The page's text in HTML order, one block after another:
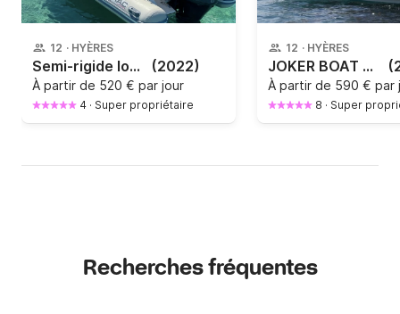
12 · HYÈRES
Semi-rigide lomac 710 in turismo (2022)
À partir de 520 € par jour
4 · Super propriétaire
12 · HYÈRES
JOKER BOAT CLUBMAN 24
À partir de 590 € par
8 · Super
Recherches fréquentes